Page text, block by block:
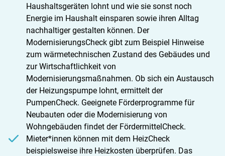
Haushaltsgeräten lohnt und wie sie sonst noch
Energie im Haushalt einsparen sowie ihren Alltag
nachhaltiger gestalten können. Der
ModernisierungsCheck gibt zum Beispiel Hinweise
zum wärmetechnischen Zustand des Gebäudes und
zur Wirtschaftlichkeit von
Modernisierungsmaßnahmen. Ob sich ein Austausch
der Heizungspumpe lohnt, ermittelt der
PumpenCheck. Geeignete Förderprogramme für
Neubauten oder die Modernisierung von
Wohngebäuden findet der FördermittelCheck.
Mieter*innen können mit dem HeizCheck
beispielsweise ihre Heizkosten überprüfen. Das